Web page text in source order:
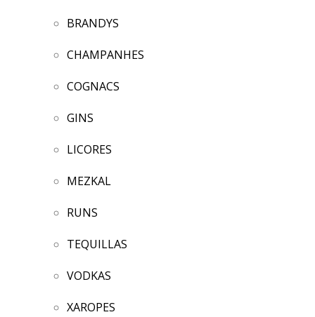
BRANDYS
CHAMPANHES
COGNACS
GINS
LICORES
MEZKAL
RUNS
TEQUILLAS
VODKAS
XAROPES